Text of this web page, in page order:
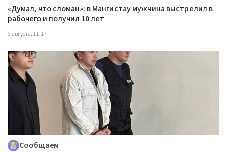
«Думал, что сломан»: в Мангистау мужчина выстрелил в
рабочего и получил 10 лет
6 августа, 11:17
Сообщаем